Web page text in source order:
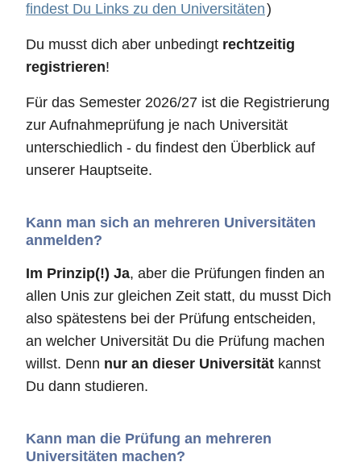
findest Du Links zu den Universitäten)
Du musst dich aber unbedingt rechtzeitig
registrieren!
Für das Semester 2026/27 ist die Registrierung
zur Aufnahmeprüfung je nach Universität
unterschiedlich - du findest den Überblick auf
unserer Hauptseite.
Kann man sich an mehreren Universitäten
anmelden?
Im Prinzip(!) Ja, aber die Prüfungen finden an
allen Unis zur gleichen Zeit statt, du musst Dich
also spätestens bei der Prüfung entscheiden,
an welcher Universität Du die Prüfung machen
willst. Denn nur an dieser Universität kannst
Du dann studieren.
Kann man die Prüfung an mehreren
Universitäten machen?